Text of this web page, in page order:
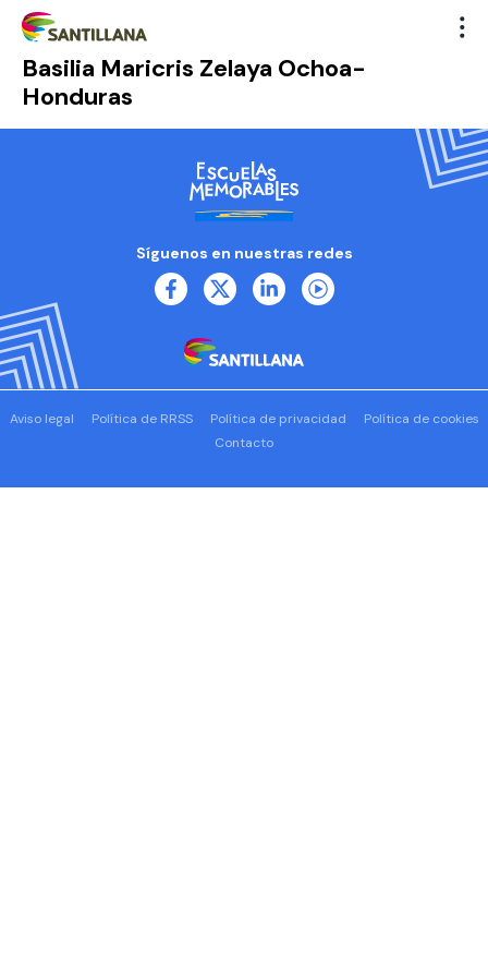
Basilia Maricris Zelaya Ochoa-
Honduras
Síguenos en nuestras redes
Aviso legal Política de RRSS Política de privacidad
Política de cookies
Contacto